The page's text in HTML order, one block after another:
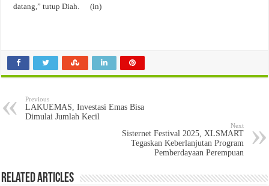
datang,” tutup Diah. (in)
Previous
LAKUEMAS, Investasi Emas Bisa
Dimulai Jumlah Kecil
Next
Sisternet Festival 2025, XLSMART
Tegaskan Keberlanjutan Program
Pemberdayaan Perempuan
Related Articles